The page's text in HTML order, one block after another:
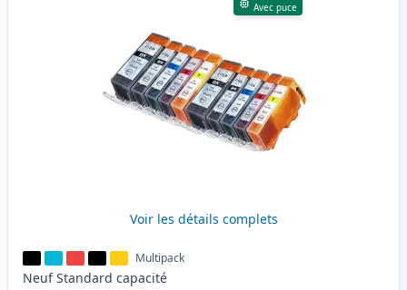
Avec puce
Voir les détails complets
Multipack
Neuf Standard capacité